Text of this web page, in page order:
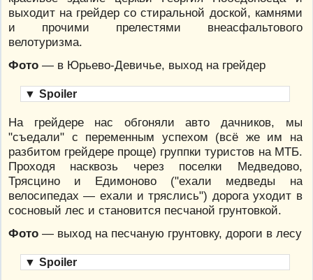
выходит на грейдер со стиральной доской, камнями
и прочими прелестями внеасфальтового
велотуризма.
Фото — в Юрьево-Девичье, выход на грейдер
▼ Spoiler
На грейдере нас обгоняли авто дачников, мы
"съедали" с переменным успехом (всё же им на
разбитом грейдере проще) группки туристов на МТБ.
Проходя насквозь через поселки Медведово,
Трясцино и Едимоново ("ехали медведы на
велосипедах — ехали и тряслись") дорога уходит в
сосновый лес и становится песчаной грунтовкой.
Фото — выход на песчаную грунтовку, дороги в лесу
▼ Spoiler